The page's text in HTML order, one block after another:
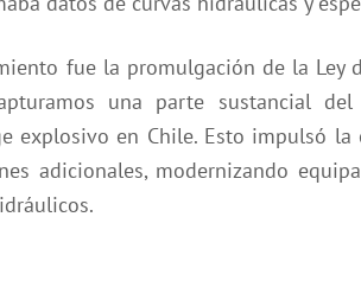
fue la promulgación de la Ley
una parte sustancial
explosivo en Chile. Esto impulsó la
adicionales, modernizando